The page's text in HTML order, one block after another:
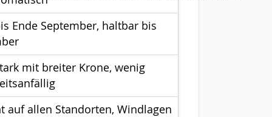
Ende September, haltbar bis
mit breiter Krone, wenig
auf allen Standorten, Windlagen